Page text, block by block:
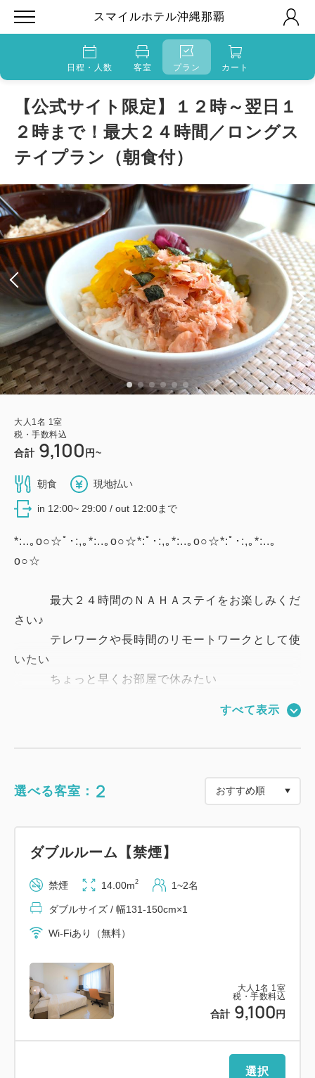
スマイルホテル沖縄那覇
日程・人数 客室 プラン カート
【公式サイト限定】１２時～翌日１
２時まで！最大２４時間／ロングス
テイプラン（朝食付）
大人 1 名 1 室
税・手数料込
合計 9,100 円~
朝食 現地払い
in 12:00~ 29:00 / out 12:00まで
*:..｡o○☆ﾟ･:,｡*:..｡o○☆*:ﾟ･:,｡*:..｡o○☆*:ﾟ･:,｡*:..｡
o○☆
最大２４時間のＮＡＨＡステイをお楽しみくだ
さい♪
テレワークや長時間のリモートワークとして使
いたい
ちょっと早くお部屋で休みたい
様々な用途でご利用いただけます。
・アーリーチェックイン１２時（通常１４時）
・レイトチェックアウト１２時（通常１１時）
・ヘルシー朝食付き
・駐車場1泊1台1000円
・コインランドリー 24時間利用可
すべて表示
選べる客室： 2
大人 1 名 1 室
税・手数料込
合計 9,100 円
ダブルルーム【禁煙】
禁煙 14.00m2 1~2名
ダブルサイズ / 幅131-150cm×1
Wi-Fiあり（無料）
選択